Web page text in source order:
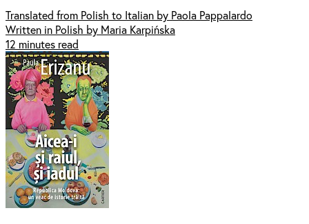
Translated from Polish to Italian by Paola Pappalardo
Written in Polish by Maria Karpińska
12 minutes read